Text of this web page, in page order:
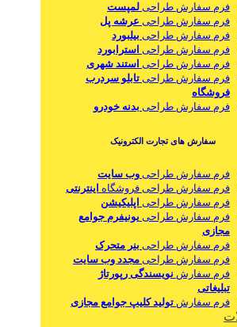
فرم سفارش طراحی لمپست
فرم سفارش طراحی عرشه پل
فرم سفارش طراحی بیلبورد
فرم سفارش طراحی استرابورد
فرم سفارش طراحی استند شهری
فرم سفارش طراحی تابلو سردرب
فروشگاه
فرم سفارش طراحی بدنه خودرو
سفارش های تجارت الکترونیک
فرم سفارش طراحی وب سایت
فرم سفارش طراحی فروشگاه اینترنتی
فرم سفارش طراحی اپلیکیشن
فرم سفارش طراحی یونیفرم جوامع
مجازی
فرم سفارش طراحی بنر متحرک
فرم سفارش طراحی مجدد وب سایت
فرم سفارش نویسندگی رپورتاژ
تبلیغاتی
فرم سفارش تولید کلیپ جوامع مجازی